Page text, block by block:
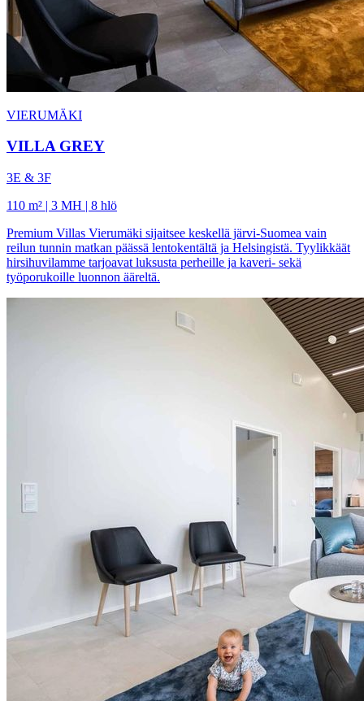
VIERUMÄKI
VILLA GREY
3E & 3F
110 m² | 3 MH | 8 hlö
Premium Villas Vierumäki sijaitsee keskellä järvi-Suomea vain
reilun tunnin matkan päässä lentokentältä ja Helsingistä. Tyylikkäät
hirsihuvilamme tarjoavat luksusta perheille ja kaveri- sekä
työporukoille luonnon ääreltä.